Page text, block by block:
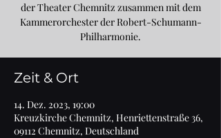
der Theater Chemnitz zusammen mit dem
Kammerorchester der Robert-Schumann-
Philharmonie.
Zeit & Ort
14. Dez. 2023, 19:00
Kreuzkirche Chemnitz, Henriettenstraße 36,
09112 Chemnitz, Deutschland